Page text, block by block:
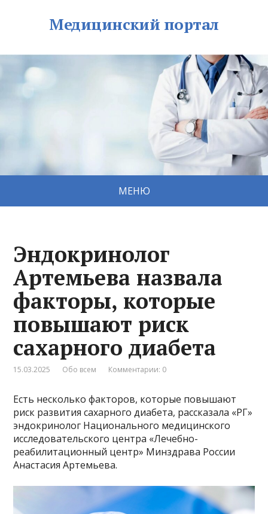
Медицинский портал
МЕНЮ
Эндокринолог
Артемьева назвала
факторы, которые
повышают риск
сахарного диабета
15.03.2025 Обо всем Комментарии: 0
Есть несколько факторов, которые повышают
риск развития сахарного диабета, рассказала «РГ»
эндокринолог Национального медицинского
исследовательского центра «Лечебно-
реабилитационный центр» Минздрава России
Анастасия Артемьева.